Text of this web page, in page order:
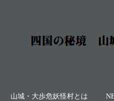
山城・大歩危妖怪村とは